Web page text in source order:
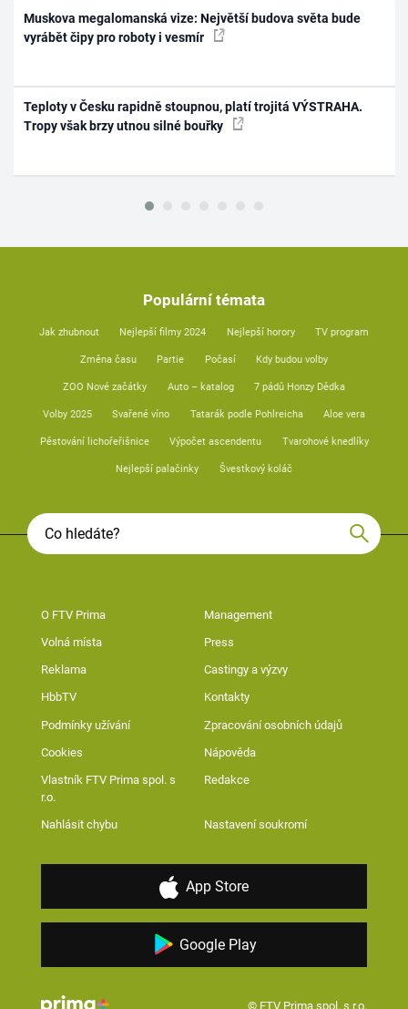
Muskova megalomanská vize: Největší budova světa bude
vyrábět čipy pro roboty i vesmír
Teploty v Česku rapidně stoupnou, platí trojitá VÝSTRAHA.
Tropy však brzy utnou silné bouřky
Populární témata
Jak zhubnout Nejlepší filmy 2024 Nejlepší horory TV program
Změna času Partie Počasí Kdy budou volby
ZOO Nové začátky Auto – katalog 7 pádů Honzy Dědka
Volby 2025 Svařené víno Tatarák podle Pohlreicha Aloe vera
Pěstování lichořeřišnice Výpočet ascendentu Tvarohové knedlíky
Nejlepší palačinky Švestkový koláč
O FTV Prima Management
Volná místa Press
Reklama Castingy a výzvy
HbbTV Kontakty
Podmínky užívání Zpracování osobních údajů
Cookies Nápověda
Vlastník FTV Prima spol. s
r.o.
Redakce
Nahlásit chybu Nastavení soukromí
App Store
Google Play
© FTV Prima spol. s r.o.